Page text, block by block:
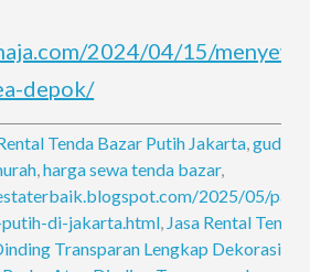
2024/04/15/
depok/
Tenda Bazar Putih Jakarta ,gudang
,harga sewa tenda bazar,
2025/05/
di-jakarta.html Jasa Rental Tenda
Transparan Lengkap Dekorasi